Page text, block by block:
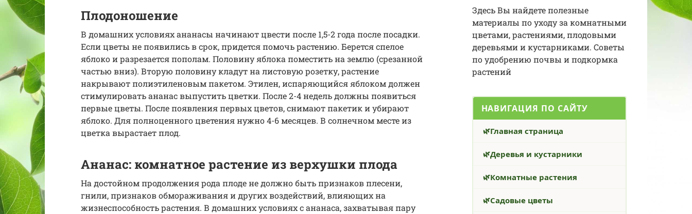
Плодоношение
В домашних условиях ананасы начинают цвести после 1,5-2 года после посадки.
Если цветы не появились в срок, придется помочь растению. Берется спелое
яблоко и разрезается пополам. Половину яблока поместить на землю (срезанной
частью вниз). Вторую половину кладут на листовую розетку, растение
накрывают полиэтиленовым пакетом. Этилен, испаряющийся яблоком должен
стимулировать ананас выпустить цветки. После 2-4 недель должны появиться
первые цветы. После появления первых цветов, снимают пакетик и убирают
яблоко. Для полноценного цветения нужно 4-6 месяцев. В солнечном месте из
цветка вырастает плод.
Ананас: комнатное растение из верхушки плода
На достойном продолжения рода плоде не должно быть признаков плесени,
гнили, признаков обмораживания и других воздействий, влияющих на
жизнеспособность растения. В домашних условиях с ананаса, захватывая пару
Здесь Вы найдете полезные
материалы по уходу за комнатными
цветами, растениями, плодовыми
деревьями и кустарниками. Советы
по удобрению почвы и подкормка
растений
НАВИГАЦИЯ ПО САЙТУ
Главная страница
Деревья и кустарники
Комнатные растения
Садовые цветы